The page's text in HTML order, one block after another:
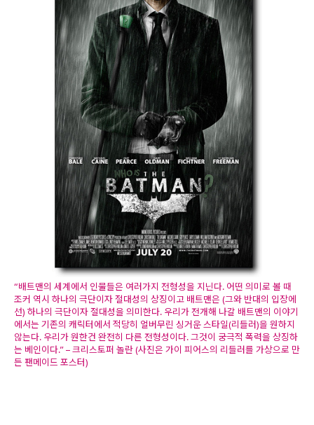
“배트맨의 세계에서 인물들은 여러가지 전형성을 지닌다. 어떤 의미로 볼 때
조커 역시 하나의 극단이자 절대성의 상징이고 배트맨은 (그와 반대의 입장에
선) 하나의 극단이자 절대성을 의미한다. 우리가 전개해 나갈 배트맨의 이야기
에서는 기존의 캐릭터에서 적당히 얼버무린 싱거운 스타일(리들러)을 원하지
않는다. 우리가 원한건 완전히 다른 전형성이다. 그것이 궁극적 폭력을 상징하
는 베인이다.” – 크리스토퍼 놀란 (사진은 가이 피어스의 리들러를 가상으로 만
든 팬메이드 포스터)